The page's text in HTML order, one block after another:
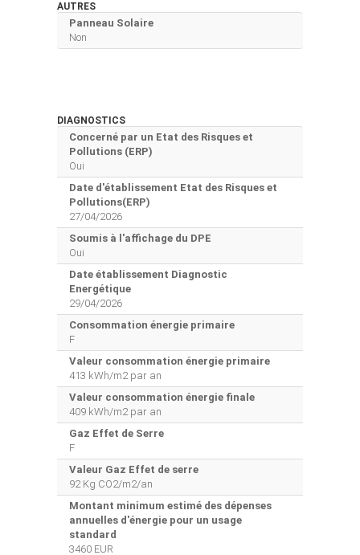
AUTRES
Panneau Solaire
Non
DIAGNOSTICS
Concerné par un Etat des Risques et
Pollutions (ERP)
Oui
Date d'établissement Etat des Risques et
Pollutions(ERP)
27/04/2026
Soumis à l'affichage du DPE
Oui
Date établissement Diagnostic
Energétique
29/04/2026
Consommation énergie primaire
F
Valeur consommation énergie primaire
413 kWh/m2 par an
Valeur consommation énergie finale
409 kWh/m2 par an
Gaz Effet de Serre
F
Valeur Gaz Effet de serre
92 Kg CO2/m2/an
Montant minimum estimé des dépenses
annuelles d'énergie pour un usage
standard
3460 EUR